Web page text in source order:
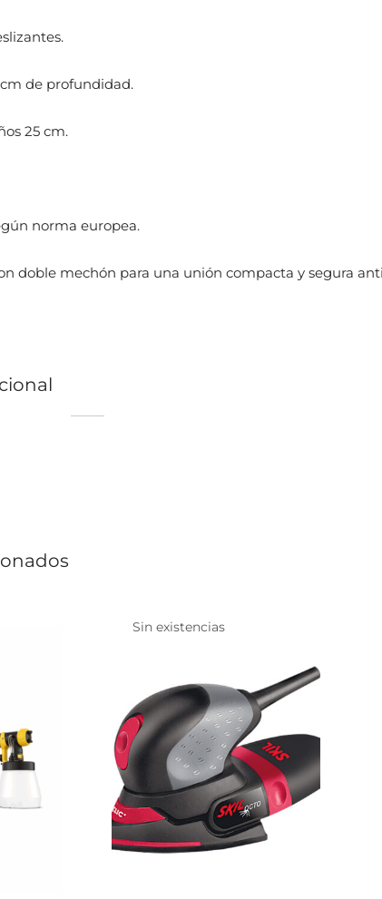
de profundidad.
25 cm.
norma europea.
doble mechón para una unión compacta y segura
Sin existencias